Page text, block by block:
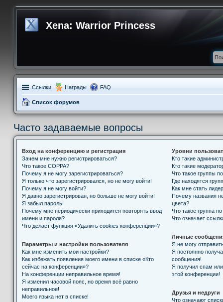
Xena: Warrior Princess
Ссылки Награды FAQ
Список форумов
Часто задаваемые вопросы
Вход на конференцию и регистрация
Зачем мне нужно регистрироваться?
Что такое COPPA?
Почему я не могу зарегистрироваться?
Я только что зарегистрировался, но не могу войти!
Почему я не могу войти?
Я давно зарегистрирован, но больше не могу войти!
Я забыл пароль!
Почему мне периодически приходится повторять ввод
имени и пароля?
Что делает функция «Удалить cookies конференции»?
Параметры и настройки пользователя
Как мне изменить мои настройки?
Как избежать появления моего имени в списке «Кто
сейчас на конференции»?
На конференции неправильное время!
Я изменил часовой пояс, но время всё равно
неправильное!
Моего языка нет в списке!
Уровни
Кто такие
Кто такие
Что такое группы
Где находятся
Как мне стать
Почему названия
цвета?
Что такое группа
Что означает
Личные
Я не могу
Я постоянно
сообщения!
Я получил спам или
этой конференции!
Друзья и недруги
Что означают